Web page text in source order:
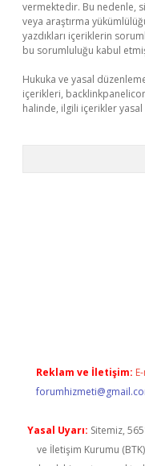
vermektedir. Bu nedenle,
veya araştırma
yazdıkları içeriklerin
bu sorumluluğu kabul
Hukuka ve yasal
içerikleri,
halinde, ilgili içerikler yasal
Reklam ve İletişim:
Yasal Uyarı: Sitemiz,
ve İletişim Kurumu